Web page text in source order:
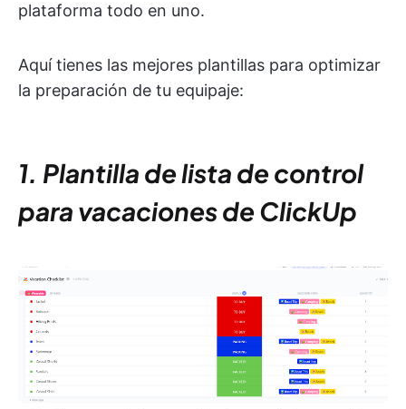
plataforma todo en uno.
Aquí tienes las mejores plantillas para optimizar
la preparación de tu equipaje:
1. Plantilla de lista de control
para vacaciones de ClickUp